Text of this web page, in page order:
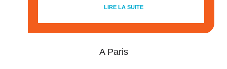
LIRE LA SUITE
A Paris